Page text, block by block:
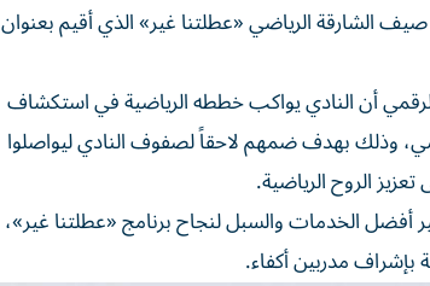
الشارقة الرياضي «عطلتنا غير» الذي أقيم بعنوان
أن النادي يواكب خططه الرياضية في استكشاف
وذلك بهدف ضمهم لاحقاً لصفوف النادي ليواصلوا
الروح الرياضية.
الخدمات والسبل لنجاح برنامج «عطلتنا غير»،
مدربين أكفاء.